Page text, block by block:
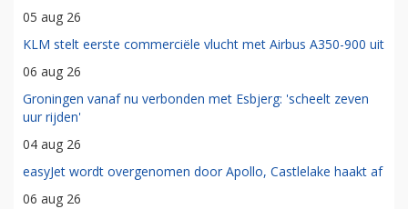
05 aug 26
KLM stelt eerste commerciële vlucht met Airbus A350-900 uit
06 aug 26
Groningen vanaf nu verbonden met Esbjerg: 'scheelt zeven
uur rijden'
04 aug 26
easyJet wordt overgenomen door Apollo, Castlelake haakt af
06 aug 26